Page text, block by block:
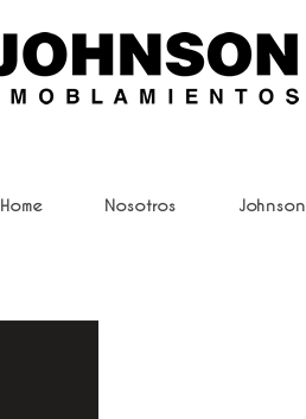
Home Nosotros Johnson